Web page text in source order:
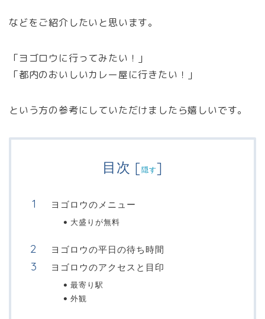
などをご紹介したいと思います。
「ヨゴロウに行ってみたい！」
「都内のおいしいカレー屋に行きたい！」
という方の参考にしていただけましたら嬉しいです。
目次 [隠す]
ヨゴロウのメニュー
大盛りが無料
ヨゴロウの平日の待ち時間
ヨゴロウのアクセスと目印
最寄り駅
外観